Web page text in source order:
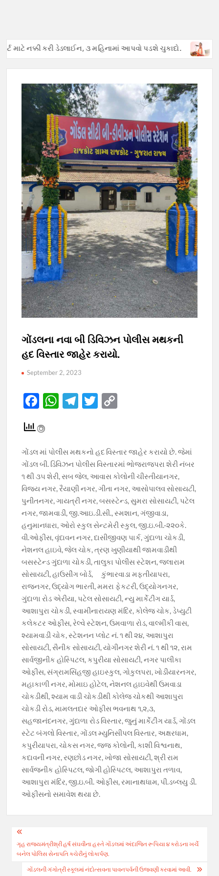
નક્કી કરી ડેડલાઈન, ૩ મહિનામાં આપવો પડશે ચુકાદો.
ગોંડલના નવા બી ડિવિઝન પોલીસ મથકની
હદ વિસ્‍તાર જાહેર કરાયો.
September 2, 2023
F
e
b
o
o
k
W
s
A
p
p
T
gr
a
m
T
er y
Li
n
k
ગોંડલ માં પોલીસ મથકનો હદ વિસ્‍તાર જાહેર કરાયો છે. જેમાં
ગોંડલ બી. ડિવિઝન પોલીસ વિસ્‍તારમાં ભોજરાજપરા શેરી નંબર
૧ થી ૩૫ શેરી, સબ જેલ, આવાસ કોલોની ચીસ્‍તીયાનગર,
વિજય નગર, રૈયાણી નગર, ગીતા નગર, આસોપાલવ સોસાયટી,
પુનીતનગર, ગાયત્રી નગર, બસસ્‍ટેન્‍ડ, સુમરા સોસાયટી, પટેલ
નગર, જામવાડી, જી.આઇ.ડી.સી., સ્‍મશાન, ગંજીવાડા,
હનુમાનધારા, ઓરો સ્‍કુલ સેન્‍ટમેરી સ્‍કુલ, જી.ઇ.બી.-૨૨૦કે.
વી.ઓફીસ, વૃંદાવન નગર, દાસીજીવણ પાર્ક, ગુંદાળા ચોકડી,
નેશનલ હાઇવે, જેલ ચોક, ત્રણ ખુણીયાથી જામવાડીથી
બસસ્‍ટેન્‍ડ ગુંદાળા ચોકડી, તાલુકા પોલીસ સ્‍ટેશન, જલારામ
સોસાયટી, હાઉસીંગ બોર્ડ,ﾠ કુંભારવાડા મફતીયાપરા,
રાજનગર, ઉદ્યોગ ભારતી, મમરા ફેકટરી, ઉદ્યોગનગર,
ગુંદાળા રોડ એરીયા, પટેલ સોસાયટી, ન્‍યુ માર્કેટીંગ યાર્ડ,
આશાપુરા ચોકડી, સ્‍વામીનારાયણ મંદિર, કોલેજ ચોક, ડેપ્‍યુટી
કલેકટર ઓફીસ, રેલ્‍વે સ્‍ટેશન, ઉમવાળા રોડ, વાલ્‍મીકી વાસ,
શ્‍યામવાડી ચોક, સ્‍ટેશનન પ્‍લોટ નં. ૧ થી ૨૪, આશાપુરા
સોસાયટી, સૈનીક સોસાયટી, યોગીનગર શેરી નં. ૧ થી ૧૨, રામ
સાર્વજીનીક હોસ્‍પિટલ, કપુરીયા સોસાયટી, નગર પાલીકા
ઓફીસ, સંગ્રામસિંહજી હાઇસ્‍કુલ, ગોકુલપરા, ખોડીયારનગર,
મહાકાળી નગર, મોમાઇ હોટેલ, નેશનલ હાઇવેથી ઉમવાડા
ચોકડીથી, શ્‍યામ વાડી ચોકડીથી કોલેજ ચોકથી આશાપુરા
ચોકડી રોડ, મામલતદાર ઓફીસ ભવનાથ ૧,૨,૩,
સહજાનંદનગર, ગુંદાળા રોડ વિસ્‍તાર, જુનું માર્કેટીંગ યાર્ડ, ગોંડલ
સ્‍ટેટ બંગલો વિસ્‍તાર, ગોંડલ મ્‍યુનિસીપલ વિસ્‍તાર, અક્ષરધામ,
કપુરીયાપરા, ચોકસ નગર, જજ કોલોની, કાશી વિશ્વનાથ,
કદાવની નગર, રણછોડ નગર, ખોજા સોસાયટી, શ્રી રામ
સાર્વજનીક હોસ્‍પિટલ, જોગી હોસ્‍પિટલ, આશાપુરા તળાવ,
આશાપુરા મંદિર, જી.ઇ.બી. ઓફીસ, રમાનાથધામ, પી.ડબ્‍લયુ ડી.
ઓફીસનો સમાવેશ થયા છે.
Post
navigation
ગૃહ રાજ્યમંત્રીશ્રી હર્ષ સંઘવીના હસ્તે ગોંડલમાં અંદાજિત રૂપિયા ૪ કરોડના ખર્ચે
બનેલ પોલિસ સેનાપતિ કચેરીનું લોકાર્પણ.
ગોંડલની ગંગોત્રી સ્કૂલમાં નંદોત્સવના પાવનપર્વની ઉજવણી કરવામાં આવી.